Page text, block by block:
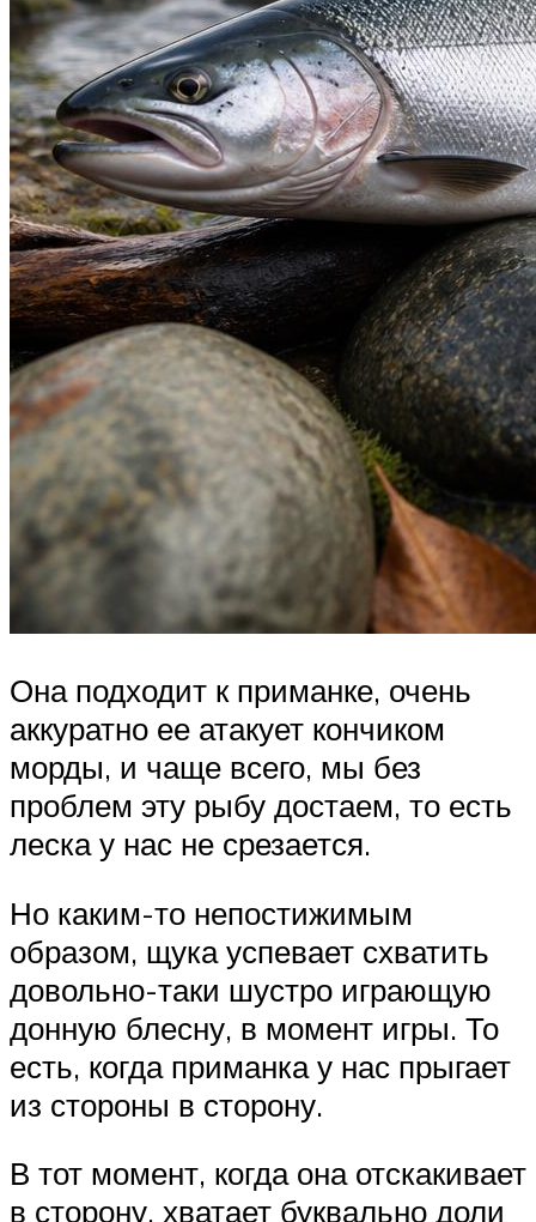
Она подходит к приманке, очень
аккуратно ее атакует кончиком
морды, и чаще всего, мы без
проблем эту рыбу достаем, то есть
леска у нас не срезается.
Но каким-то непостижимым
образом, щука успевает схватить
довольно-таки шустро играющую
донную блесну, в момент игры. То
есть, когда приманка у нас прыгает
из стороны в сторону.
В тот момент, когда она отскакивает
в сторону, хватает буквально доли